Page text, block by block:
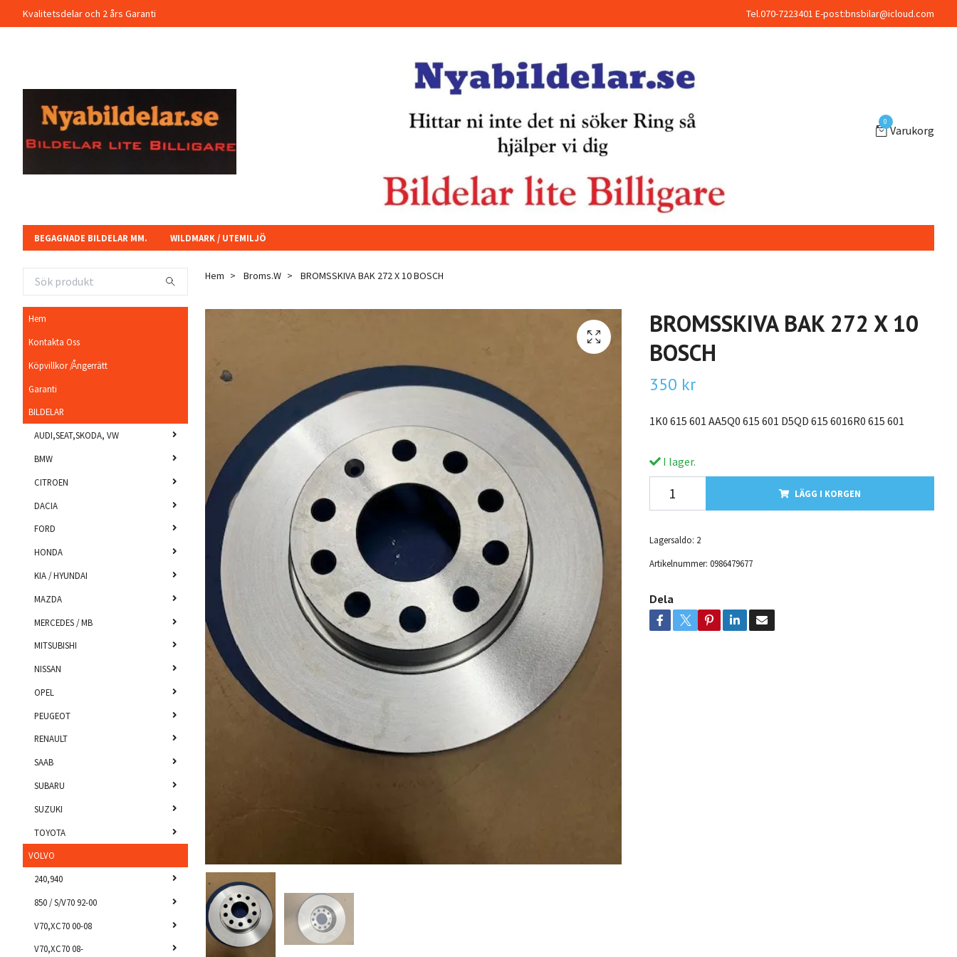
Kvalitetsdelar och 2 års Garanti Tel.070-7223401 E-post:bnsbilar@icloud.com
0
Varukorg
BEGAGNADE BILDELAR MM. WILDMARK / UTEMILJÖ
Hem
Kontakta Oss
Köpvillkor /Ångerrätt
Garanti
BILDELAR
AUDI,SEAT,SKODA, VW
BMW
CITROEN
DACIA
FORD
HONDA
KIA / HYUNDAI
MAZDA
MERCEDES / MB
MITSUBISHI
NISSAN
OPEL
PEUGEOT
RENAULT
SAAB
SUBARU
SUZUKI
TOYOTA
VOLVO
240,940
850 / S/V70 92-00
V70,XC70 00-08
V70,XC70 08-
Hem Broms.W BROMSSKIVA BAK 272 X 10 BOSCH
BROMSSKIVA BAK 272 X 10
BOSCH
350 kr
1K0 615 601 AA5Q0 615 601 D5QD 615 6016R0 615 601
I lager.
LÄGG I KORGEN
Lagersaldo: 2
Artikelnummer: 0986479677
Dela